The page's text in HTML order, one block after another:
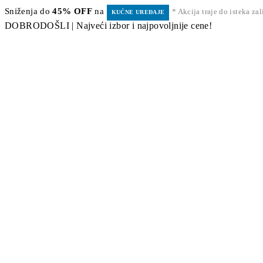
Sniženja do45% OFF na KUĆNE UREĐAJE * Akcija traje do isteka
DOBRODOŠLI | Najveći izbor i najpovoljnije cene!